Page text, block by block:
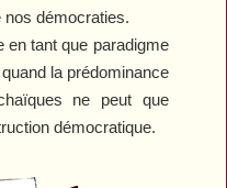
nos démocraties.
en tant que paradigme
la prédominance
ne peut que
démocratique.